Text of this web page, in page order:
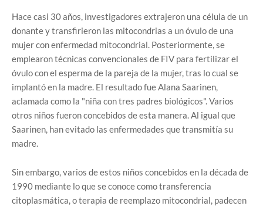
Hace casi 30 años, investigadores extrajeron una célula de un
donante y transfirieron las mitocondrias a un óvulo de una
mujer con enfermedad mitocondrial. Posteriormente, se
emplearon técnicas convencionales de FIV para fertilizar el
óvulo con el esperma de la pareja de la mujer, tras lo cual se
implantó en la madre. El resultado fue Alana Saarinen,
aclamada como la "niña con tres padres biológicos". Varios
otros niños fueron concebidos de esta manera. Al igual que
Saarinen, han evitado las enfermedades que transmitía su
madre.
Sin embargo, varios de estos niños concebidos en la década de
1990 mediante lo que se conoce como transferencia
citoplasmática, o terapia de reemplazo mitocondrial, padecen